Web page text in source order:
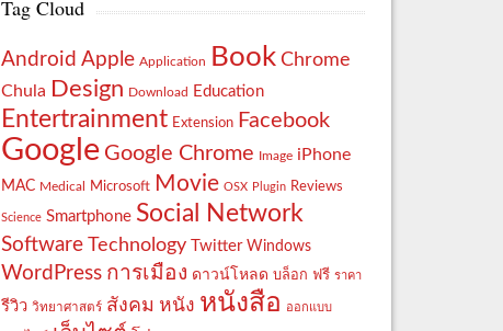
Tag Cloud
Android Apple Application Book Chrome
Chula Design Download Education
Entertrainment Extension Facebook
Google Google Chrome Image iPhone
MAC Medical Microsoft Movie OSX Plugin Reviews
Science Smartphone Social Network
Software Technology Twitter Windows
WordPress การเมือง ดาวน์โหลด บล็อก ฟรี ราคา
รีวิว วิทยาศาสตร์ สังคม หนัง หนังสือ ออกแบบ